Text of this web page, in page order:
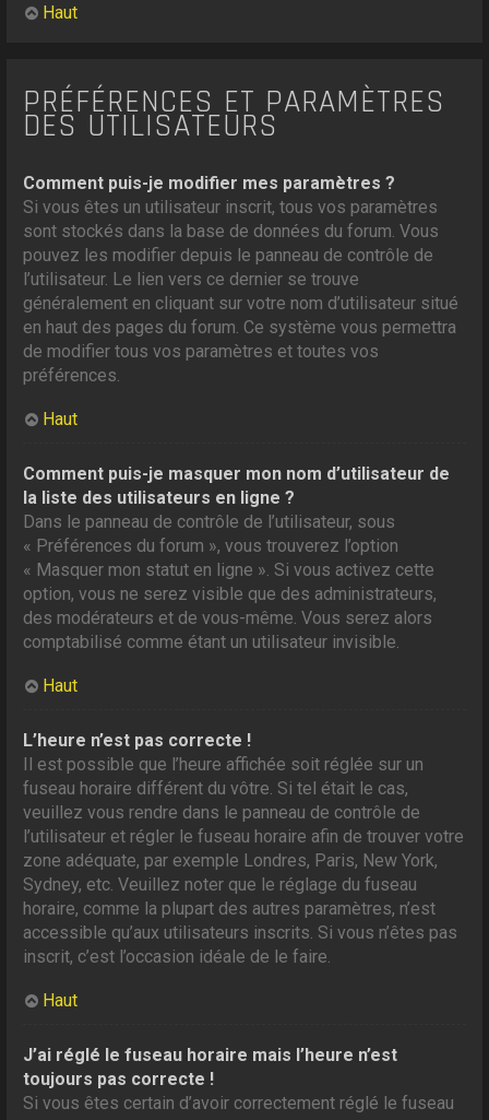
Haut
PRÉFÉRENCES ET PARAMÈTRES
DES UTILISATEURS
Comment puis-je modifier mes paramètres ?
Si vous êtes un utilisateur inscrit, tous vos paramètres
sont stockés dans la base de données du forum. Vous
pouvez les modifier depuis le panneau de contrôle de
l’utilisateur. Le lien vers ce dernier se trouve
généralement en cliquant sur votre nom d’utilisateur situé
en haut des pages du forum. Ce système vous permettra
de modifier tous vos paramètres et toutes vos
préférences.
Haut
Comment puis-je masquer mon nom d’utilisateur de
la liste des utilisateurs en ligne ?
Dans le panneau de contrôle de l’utilisateur, sous
« Préférences du forum », vous trouverez l’option
« Masquer mon statut en ligne ». Si vous activez cette
option, vous ne serez visible que des administrateurs,
des modérateurs et de vous-même. Vous serez alors
comptabilisé comme étant un utilisateur invisible.
Haut
L’heure n’est pas correcte !
Il est possible que l’heure affichée soit réglée sur un
fuseau horaire différent du vôtre. Si tel était le cas,
veuillez vous rendre dans le panneau de contrôle de
l’utilisateur et régler le fuseau horaire afin de trouver votre
zone adéquate, par exemple Londres, Paris, New York,
Sydney, etc. Veuillez noter que le réglage du fuseau
horaire, comme la plupart des autres paramètres, n’est
accessible qu’aux utilisateurs inscrits. Si vous n’êtes pas
inscrit, c’est l’occasion idéale de le faire.
Haut
J’ai réglé le fuseau horaire mais l’heure n’est
toujours pas correcte !
Si vous êtes certain d’avoir correctement réglé le fuseau